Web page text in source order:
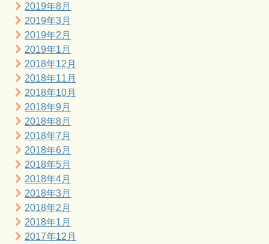
2019年8月
2019年3月
2019年2月
2019年1月
2018年12月
2018年11月
2018年10月
2018年9月
2018年8月
2018年7月
2018年6月
2018年5月
2018年4月
2018年3月
2018年2月
2018年1月
2017年12月